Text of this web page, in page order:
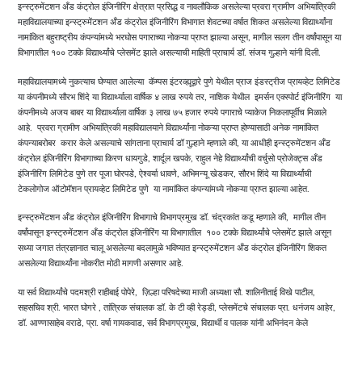
इन्स्ट्रुमेंटशन अँड कंट्रोल इंजिनीरिंग क्षेत्रात प्रसिद्ध व नावलौकिक असलेल्या प्रवरा ग्रामीण अभियांत्रिकी
महाविद्यालयाच्या इन्स्ट्रुमेंटशन अँड कंट्रोल इंजिनीरिंग विभागात शेवटच्या वर्षात शिकत असलेल्या विद्यार्थ्यांना
नामांकित बहुराष्ट्रीय कंपन्यांमध्ये भरघोस पगाराच्या नोकऱ्या प्राप्त झाल्या असून, मागील सलग तीन वर्षांपासून या
विभागातील १०० टक्के विद्यार्थ्यांचे प्लेसमेंट झाले असल्याची माहिती प्राचार्य डॉ. संजय गुल्हाने यांनी दिली.
महाविद्यालयामध्ये नुकत्याच घेण्यात आलेल्या कॅम्पस इंटरव्ह्यूद्वारे पुणे येथील प्राज इंडस्ट्रीज प्रायव्हेट लिमिटेड
या कंपनीमध्ये सौरभ शिंदे या विद्यार्थ्याला वार्षिक ४ लाख रुपये तर, नाशिक येथील इमर्सन एक्स्पोर्ट इंजिनीरिंग या
कंपनीमध्ये अजय बाबर या विद्यार्थ्याला वार्षिक ३ लाख ७५ हजार रुपये पगाराचे प्याकेज निकलापूर्वीच मिळाले
आहे. प्रवरा ग्रामीण अभियांत्रिकी महाविद्यालयाने विद्यार्थ्यांना नोकऱ्या प्राप्त होण्यासाठी अनेक नामांकित
कंपन्याबरोबर करार केले असल्याचे सांगताना प्राचार्य डॉ गुल्हाने म्हणाले की, या आधीही इन्स्ट्रुमेंटशन अँड
कंट्रोल इंजिनीरिंग विभागाच्या किरण धायगुडे, शार्दूल खपके, राहुल नेहे विद्यार्थ्यांची वर्चुसो प्रोजेक्ट्स अँड
इंजिनीरिंग लिमिटेड पुणे तर पूजा घोरपडे, ऐश्वर्या धावणे, अभिमन्यू खेडकर, सौरभ शिंदे या विद्यार्थ्यांची
टेकलोगोज ऑटोमॅशन प्रायव्हेट लिमिटेड पुणे या नामांकित कंपन्यांमध्ये नोकऱ्या प्राप्त झाल्या आहेत.
इन्स्ट्रुमेंटशन अँड कंट्रोल इंजिनीरिंग विभागाचे विभागप्रमुख डॉ. चंद्रकांत कडू म्हणाले की, मागील तीन
वर्षांपासून इन्स्ट्रुमेंटशन अँड कंट्रोल इंजिनीरिंग या विभागातील १०० टक्के विद्यार्थ्यांचे प्लेसमेंट झाले असून
सध्या जगात तंत्रज्ञानात चालू असलेल्या बदलामुळे भविष्यात इन्स्ट्रुमेंटशन अँड कंट्रोल इंजिनीरिंग शिकत
असलेल्या विद्यार्थ्यांना नोकरीत मोठी मागणी असणार आहे.
या सर्व विद्यार्थ्यांचे पदमश्री राहीबाई पोपेरे, ज़िल्हा परिषदेच्या माजी अध्यक्षा सौ. शालिनीताई विखे पाटील,
सहसचिव श्री. भारत घोगरे , तांत्रिक संचालक डॉ. के टी व्ही रेड्डी, प्लेसमेंटचे संचालक प्रा. धनंजय आहेर,
डॉ. आण्णासाहेब वराडे, प्रा. वर्षा गायकवाड, सर्व विभागप्रमुख, विद्यार्थी व पालक यांनी अभिनंदन केले